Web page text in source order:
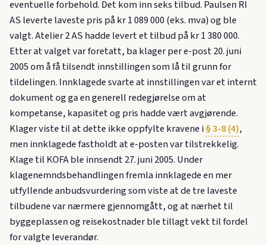
eventuelle forbehold. Det kom inn seks tilbud. Paulsen RI
AS leverte laveste pris på kr 1 089 000 (eks. mva) og ble
valgt. Atelier 2 AS hadde levert et tilbud på kr 1 380 000.
Etter at valget var foretatt, ba klager per e-post 20. juni
2005 om å få tilsendt innstillingen som lå til grunn for
tildelingen. Innklagede svarte at innstillingen var et internt
dokument og ga en generell redegjørelse om at
kompetanse, kapasitet og pris hadde vært avgjørende.
Klager viste til at dette ikke oppfylte kravene i§ 3-8 (4),
men innklagede fastholdt at e-posten var tilstrekkelig.
Klage til KOFA ble innsendt 27. juni 2005. Under
klagenemndsbehandlingen fremla innklagede en mer
utfyllende anbudsvurdering som viste at de tre laveste
tilbudene var nærmere gjennomgått, og at nærhet til
byggeplassen og reisekostnader ble tillagt vekt til fordel
for valgte leverandør.